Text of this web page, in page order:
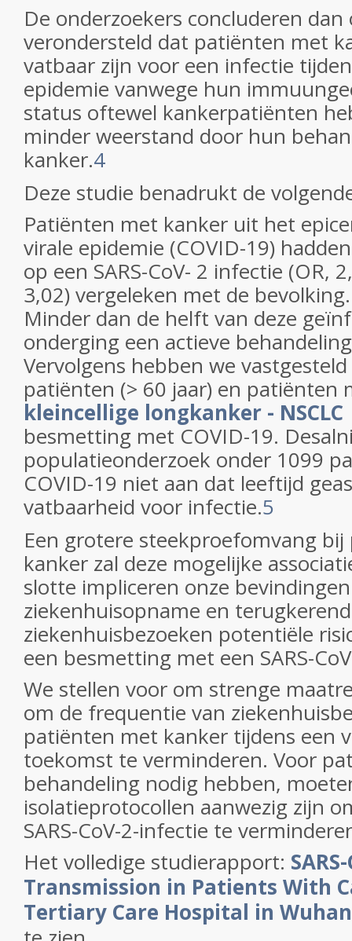
De onderzoekers concluderen
verondersteld dat patiënten met
vatbaar zijn voor een infectie
epidemie vanwege hun
status oftewel kankerpatiënten
minder weerstand door hun
kanker.4
Deze studie benadrukt de
Patiënten met kanker uit het
virale epidemie (COVID-19)
op een SARS-CoV- 2 infectie (OR,
3,02) vergeleken met de bevolking.
Minder dan de helft van deze
onderging een actieve
Vervolgens hebben we
patiënten (> 60 jaar) en patiënten
kleincellige longkanker - NSCLC
besmetting met COVID-19.
populatieonderzoek onder 1099
COVID-19 niet aan dat leeftijd
vatbaarheid voor infectie.5
Een grotere steekproefomvang
kanker zal deze mogelijke
slotte impliceren onze
ziekenhuisopname en
ziekenhuisbezoeken potentiële
een besmetting met een SARS-
We stellen voor om strenge
om de frequentie van
patiënten met kanker tijdens een
toekomst te verminderen. Voor
behandeling nodig hebben,
isolatieprotocollen aanwezig zijn
SARS-CoV-2-infectie te
Het volledige studierapport:
Transmission in Patients With
Tertiary Care Hospital in